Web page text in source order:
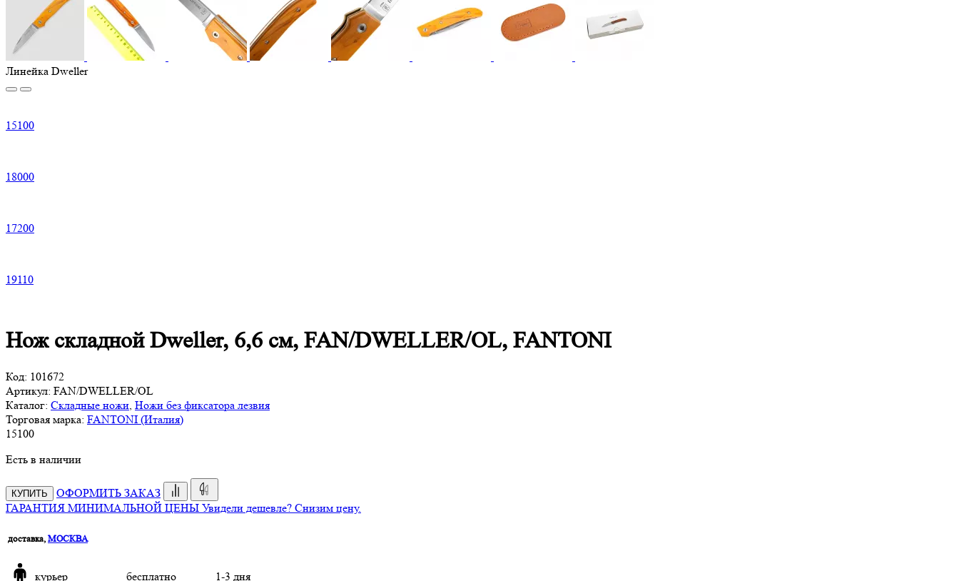
Линейка Dweller
15100
18000
17200
19110
Нож складной Dweller, 6,6 см, FAN/DWELLER/ОL, FANTONI
Код: 101672
Артикул: FAN/DWELLER/ОL
Каталог: Складные ножи Ножи без фиксатора лезвия
Торговая марка: FANTONI (Италия)
15100
Есть в наличии
КУПИТЬ
ОФОРМИТЬ ЗАКАЗ
ГАРАНТИЯ МИНИМАЛЬНОЙ ЦЕНЫ Увидели дешевле? Снизим цену.
доставка, МОСКВА
курьер бесплатно
1-3 дня